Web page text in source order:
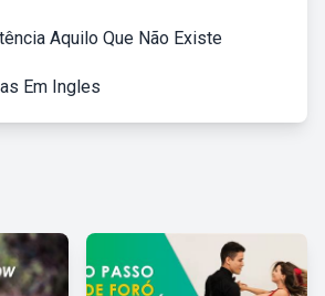
Aquilo Que Não Existe
Em Ingles